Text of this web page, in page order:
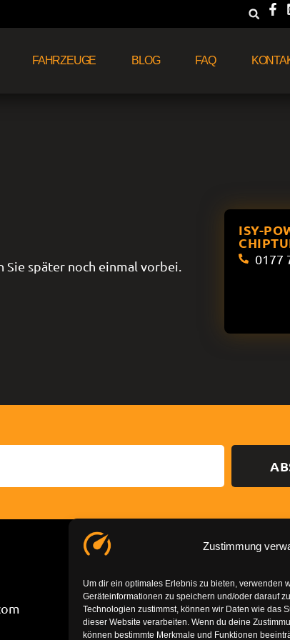
Zustimmung
Um dir ein optimales Erlebnis zu bieten, verwenden
Geräteinformationen zu speichern und/oder darauf
Technologien zustimmst, können wir Daten wie das
dieser Website verarbeiten. Wenn du deine
können bestimmte Merkmale und Funktionen
FAHRZEUGE BLOG FAQ
Sie später noch einmal vorbei.
ISY-
0177